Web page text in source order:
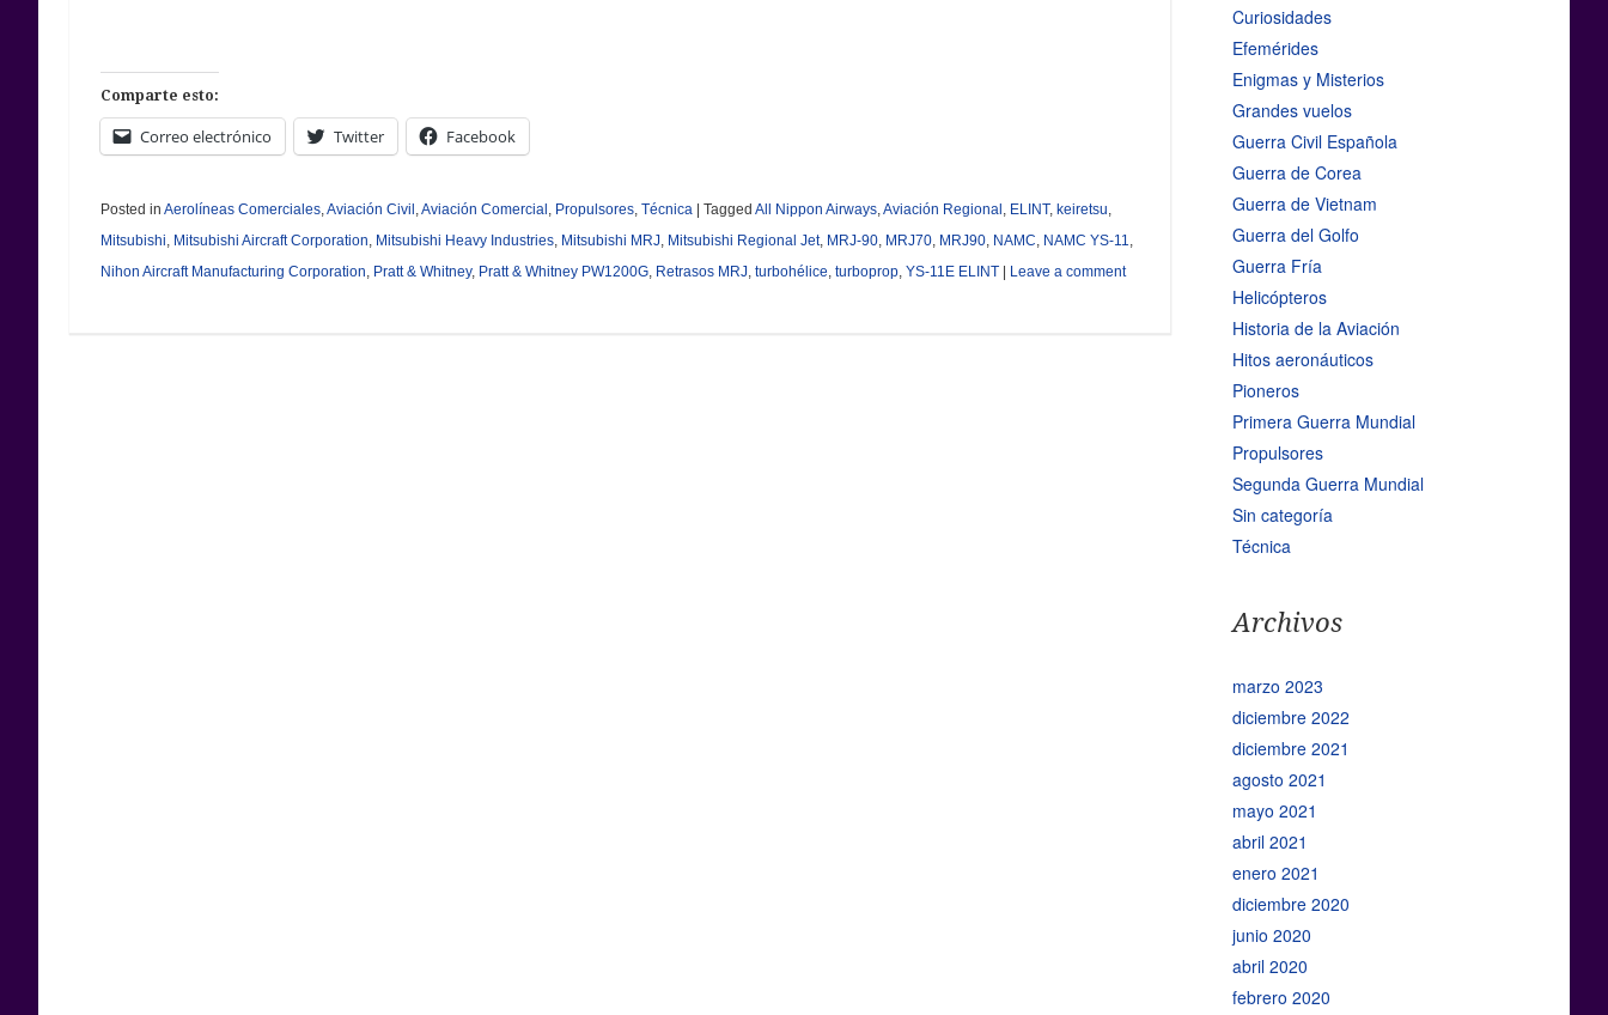
Comparte esto:
Correo electrónico Twitter Facebook
Posted in Aerolíneas Comerciales,Aviación Civil,Aviación Comercial, Propulsores, Técnica | Tagged All Nippon Airways,Aviación Regional, ELINT, keiretsu,
Mitsubishi, Mitsubishi Aircraft Corporation, Mitsubishi Heavy Industries, Mitsubishi MRJ, Mitsubishi Regional Jet, MRJ-90, MRJ70, MRJ90, NAMC, NAMC YS-11,
Nihon Aircraft Manufacturing Corporation, Pratt & Whitney, Pratt & Whitney PW1200G, Retrasos MRJ, turbohélice, turboprop, YS-11E ELINT | Leave a comment
Curiosidades
Efemérides
Enigmas y Misterios
Grandes vuelos
Guerra Civil Española
Guerra de Corea
Guerra de Vietnam
Guerra del Golfo
Guerra Fría
Helicópteros
Historia de la Aviación
Hitos aeronáuticos
Pioneros
Primera Guerra Mundial
Propulsores
Segunda Guerra Mundial
Sin categoría
Técnica
Archivos
marzo 2023
diciembre 2022
diciembre 2021
agosto 2021
mayo 2021
abril 2021
enero 2021
diciembre 2020
junio 2020
abril 2020
febrero 2020